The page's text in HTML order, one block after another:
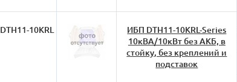
DTH11-10KRL
ИБП DTH11-10KRL-Series
10кВА/10кВт без АКБ, в
стойку, без креплений и
подставок